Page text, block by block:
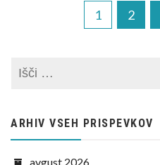
Navigacija
1 2
ARHIV VSEH PRISPEVKOV
avgust 2026